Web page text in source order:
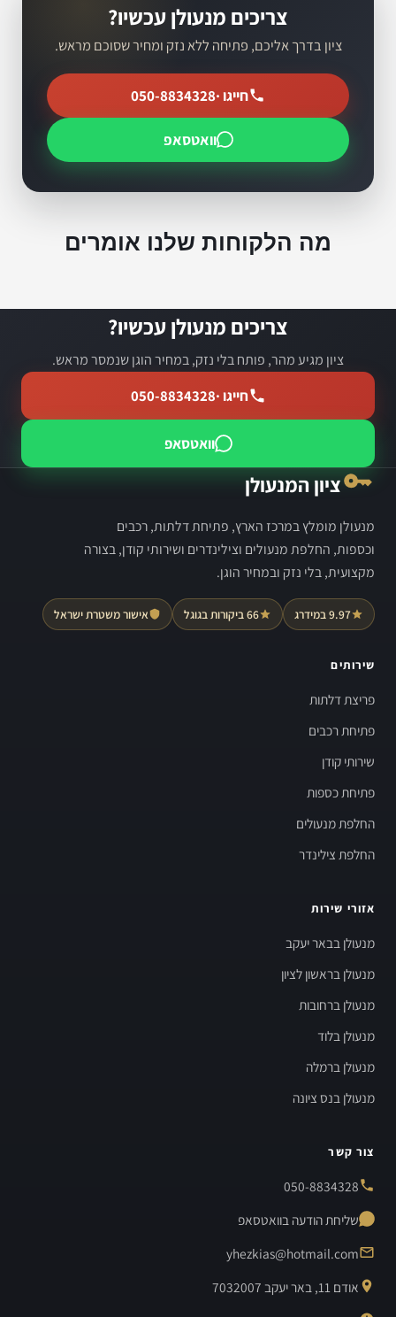
צריכים מנעולן עכשיו?
ציון בדרך אליכם, פתיחה ללא נזק ומחיר שסוכם מראש.
חייגו ·050-8834328
וואטסאפ
מה הלקוחות שלנו אומרים
צריכים מנעולן עכשיו?
ציון מגיע מהר, פותח בלי נזק, במחיר הוגן שנמסר מראש.
חייגו ·050-8834328
וואטסאפ
ציון המנעולן
מנעולן מומלץ במרכז הארץ, פתיחת דלתות, רכבים
וכספות, החלפת מנעולים וצילינדרים ושירותי קודן, בצורה
מקצועית, בלי נזק ובמחיר הוגן.
9.97 במידרג 66 ביקורות בגוגל אישור משטרת ישראל
שירותים
פריצת דלתות
פתיחת רכבים
שירותי קודן
פתיחת כספות
החלפת מנעולים
החלפת צילינדר
אזורי שירות
מנעולן בבאר יעקב
מנעולן בראשון לציון
מנעולן ברחובות
מנעולן בלוד
מנעולן ברמלה
מנעולן בנס ציונה
צור קשר
050-8834328
שליחת הודעה בוואטסאפ
yhezkias@hotmail.com
אודם 11, באר יעקב 7032007